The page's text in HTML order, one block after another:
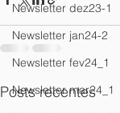
Newsletter dez23-1
Newsletter jan24-2
Newsletter fev24_1
Newsletter mar24_1
Posts recentes